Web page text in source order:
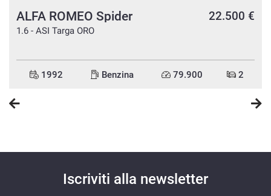
ALFA ROMEO Spider
1.6 - ASI Targa ORO
22.500 €
1992 Benzina 79.900 2
Iscriviti alla newsletter